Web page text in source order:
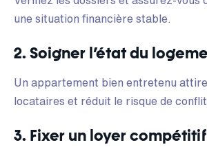
une situation financière stable.
2. Soigner l’état du
Un appartement bien entretenu
locataires et réduit le risque de
3. Fixer un loyer compétitif